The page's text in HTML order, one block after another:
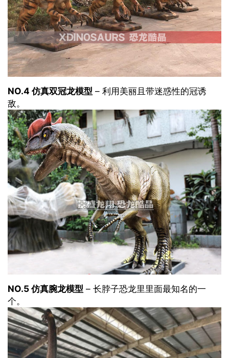
NO.4 仿真双冠龙模型 – 利用美丽且带迷惑性的冠诱
敌。
NO.5 仿真腕龙模型 – 长脖子恐龙里里面最知名的一
个。